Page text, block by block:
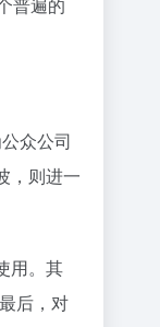
众公司
，则进一
用。其
后，对